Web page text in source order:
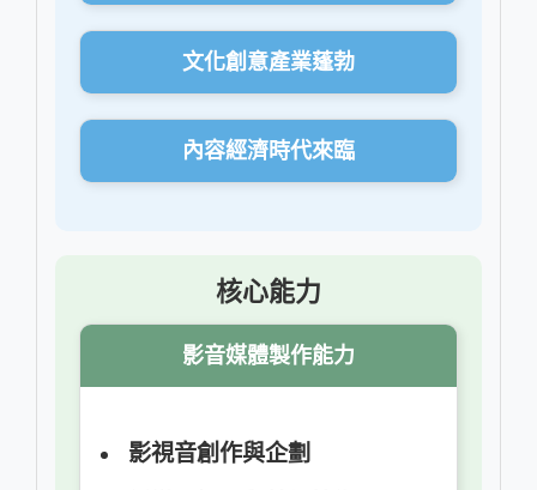
文化創意產業蓬勃
內容經濟時代來臨
核心能力
影音媒體製作能力
影視音創作與企劃